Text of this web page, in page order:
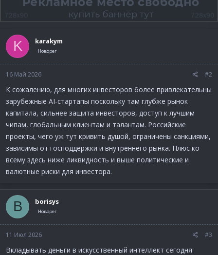
K karakym
Новорег
16 Май 2026 #2
К сожалению, для многих инвесторов более привлекательны
зарубежные AI-стартапы поскольку там глубже рынок
капитала, сильнее защита инвесторов, доступ к лучшим
чипам, глобальным клиентам и талантам. Российские
проекты, чего уж тут кривить душой, ограничены санкциями,
зависимы от господдержки и внутреннего рынка. Плюс ко
всему здесь ниже ликвидность и выше политические и
валютные риски для инвестора.
B borisys
Новорег
11 Июл 2026 #3
Вкладывать деньги в искусственный интеллект сегодня